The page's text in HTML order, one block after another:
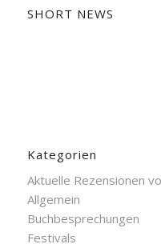
SHORT NEWS
Kategorien
Aktuelle Rezensionen
Allgemein
Buchbesprechungen
Festivals